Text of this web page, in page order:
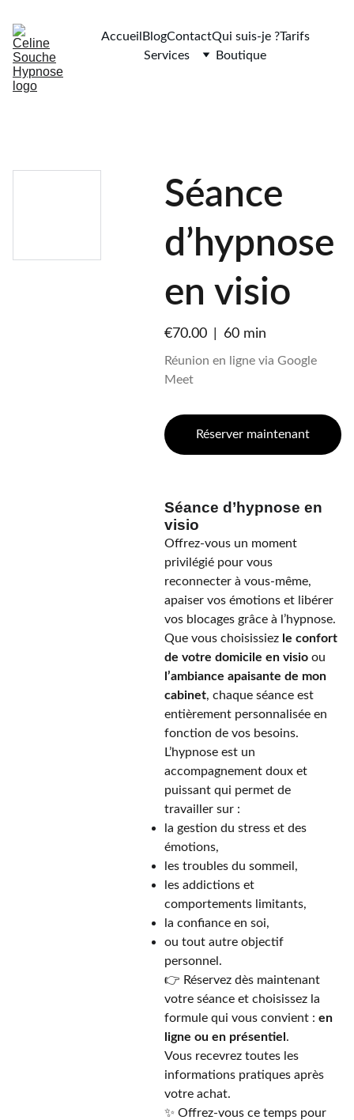
AccueilBlogContactQui suis-je ?Tarifs
Services
Boutique
Séance
d’hypnose
en visio
€70.00 60 min
Réunion en ligne via Google
Meet
Réserver maintenant
Séance d’hypnose en
visio
Offrez-vous un moment
privilégié pour vous
reconnecter à vous-même,
apaiser vos émotions et libérer
vos blocages grâce à l’hypnose.
Que vous choisissiez le confort
de votre domicile en visio ou
l’ambiance apaisante de mon
cabinet, chaque séance est
entièrement personnalisée en
fonction de vos besoins.
L’hypnose est un
accompagnement doux et
puissant qui permet de
travailler sur :
la gestion du stress et des
émotions,
les troubles du sommeil,
les addictions et
comportements limitants,
la confiance en soi,
ou tout autre objectif
personnel.
👉 Réservez dès maintenant
votre séance et choisissez la
formule qui vous convient : en
ligne ou en présentiel .
Vous recevrez toutes les
informations pratiques après
votre achat.
✨ Offrez-vous ce temps pour